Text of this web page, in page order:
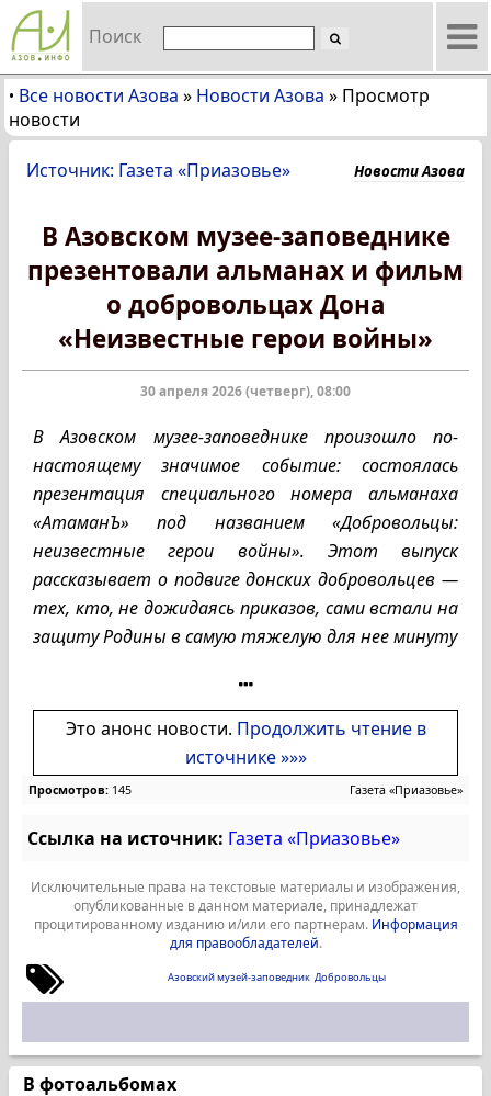
Поиск
• Все новости Азова » Новости Азова » Просмотр
новости
Источник: Газета «Приазовье» Новости Азова
В Азовском музее-заповеднике
презентовали альманах и фильм
о добровольцах Дона
«Неизвестные герои войны»
30 апреля 2026 (четверг), 08:00
В Азовском музее-заповеднике произошло по-
настоящему значимое событие: состоялась
презентация специального номера альманаха
«АтаманЪ» под названием «Добровольцы:
неизвестные герои войны». Этот выпуск
рассказывает о подвиге донских добровольцев —
тех, кто, не дожидаясь приказов, сами встали на
защиту Родины в самую тяжелую для нее минуту
Это анонс новости. Продолжить чтение в
источнике »»»
Просмотров: 145 Газета «Приазовье»
Ссылка на источник: Газета «Приазовье»
Исключительные права на текстовые материалы и изображения,
опубликованные в данном материале, принадлежат
процитированному изданию и/или его партнерам. Информация
для правообладателей.
Азовский музей-заповедник Добровольцы
В фотоальбомах